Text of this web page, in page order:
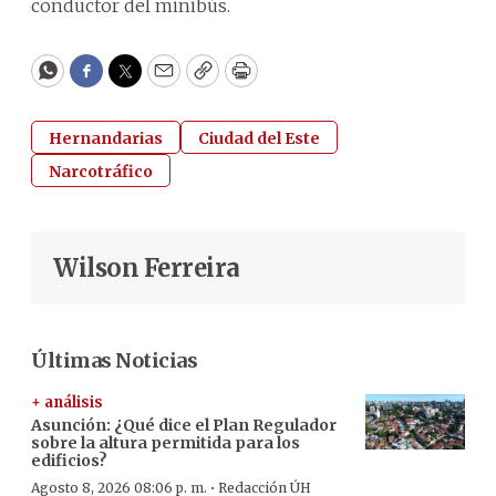
conductor del minibús.
WhatsApp
Facebook
Twitter
EmailCopyPrint
Hernandarias
Ciudad del Este
Narcotráfico
Wilson Ferreira
Últimas Noticias
+ análisis
Asunción: ¿Qué dice el Plan Regulador
sobre la altura permitida para los
edificios?
Agosto 8, 2026 08:06 p. m. · Redacción ÚH